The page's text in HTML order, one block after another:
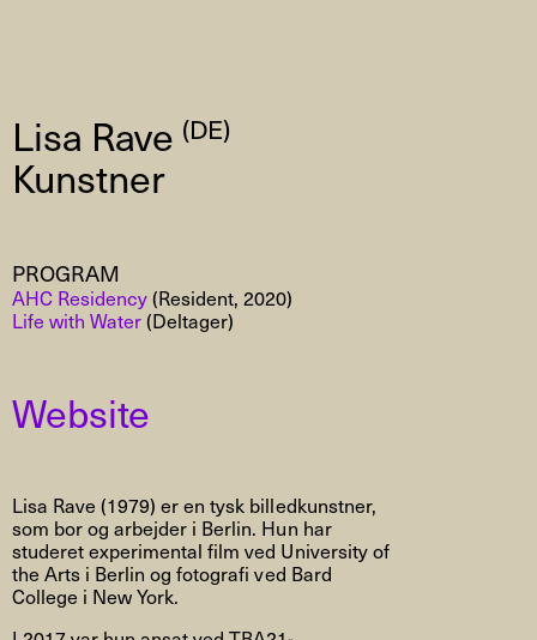
Lisa Rave (DE)
Kunstner
PROGRAM
AHC Residency(Resident, 2020)
Life with Water(Deltager)
Website
Lisa Rave (1979) er en tysk billedkunstner,
som bor og arbejder i Berlin. Hun har
studeret experimental film ved University of
the Arts i Berlin og fotografi ved Bard
College i New York.